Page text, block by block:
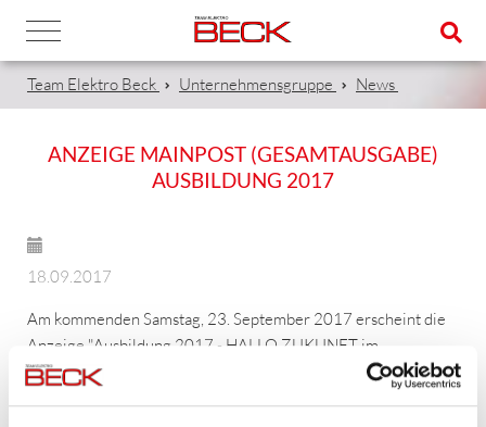
Team Elektro Beck Unternehmensgruppe News
ANZEIGE MAINPOST (GESAMTAUSGABE)
AUSBILDUNG 2017
18.09.2017
Am kommenden Samstag, 23. September 2017 erscheint die
Anzeige "Ausbildung 2017 - HALLO ZUKUNFT im
Handwerk" in der Mainpost (Gesamtausgabe).